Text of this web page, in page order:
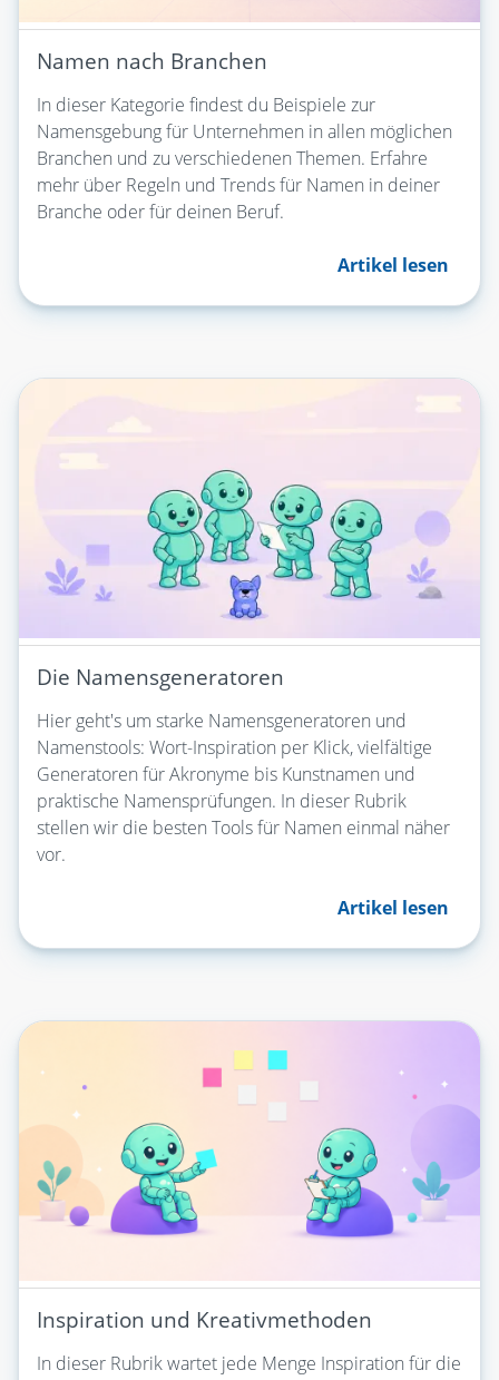
Namen nach Branchen
In dieser Kategorie findest du Beispiele zur
Namensgebung für Unternehmen in allen möglichen
Branchen und zu verschiedenen Themen. Erfahre
mehr über Regeln und Trends für Namen in deiner
Branche oder für deinen Beruf.
Artikel lesen
Die Namensgeneratoren
Hier geht's um starke Namensgeneratoren und
Namenstools: Wort-Inspiration per Klick, vielfältige
Generatoren für Akronyme bis Kunstnamen und
praktische Namensprüfungen. In dieser Rubrik
stellen wir die besten Tools für Namen einmal näher
vor.
Artikel lesen
Inspiration und Kreativmethoden
In dieser Rubrik wartet jede Menge Inspiration für die